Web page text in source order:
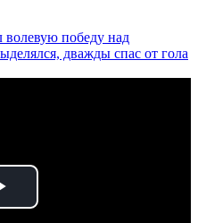
победу над
дважды спас от гола